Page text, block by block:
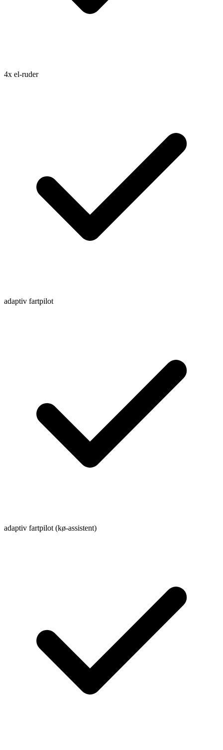
4x el-ruder
adaptiv fartpilot
adaptiv fartpilot (kø-assistent)